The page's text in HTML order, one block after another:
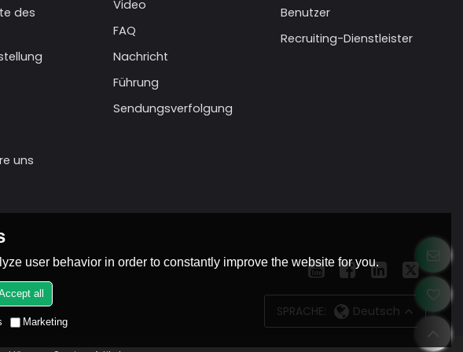
des
uns
Video
FAQ
Nachricht
Führung
Sendungsverfolgung
Benutzer
Recruiting-Dienstleister
SPRACHE: Deutsch
user behavior in order to constantly improve the website for you.
all
Marketing